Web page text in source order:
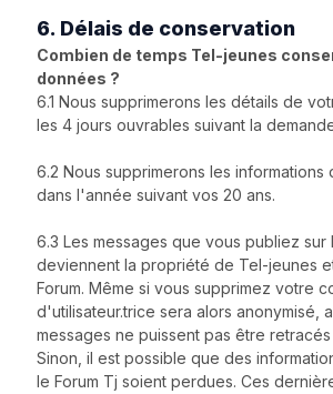
6. Délais de conservation
Combien de temps Tel-jeunes
données ?
6.1 Nous supprimerons les détails de
les 4 jours ouvrables suivant la
6.2 Nous supprimerons les
dans l'année suivant vos 20 ans.
6.3 Les messages que vous publiez sur
deviennent la propriété de Tel-jeunes
Forum. Même si vous supprimez votre
d'utilisateur.trice sera alors anonymisé,
messages ne puissent pas être
Sinon, il est possible que des
le Forum Tj soient perdues. Ces